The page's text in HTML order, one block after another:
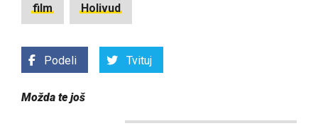
film Holivud
Podeli Tvituj
Možda te još